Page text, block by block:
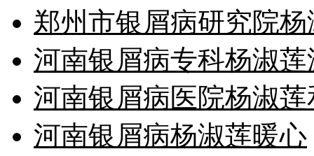
郑州市银屑病研究院
河南银屑病专科杨淑莲
河南银屑病医院杨淑莲
河南银屑病杨淑莲暖心